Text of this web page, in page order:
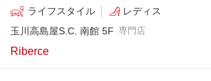
ライフスタイル
レディス
玉川高島屋S.C. 南館 5F 専門店
Riberce